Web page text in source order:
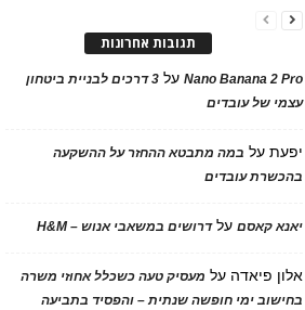
תגובות אחרונות
Nano Banana 2 Proעל
3 דרכים לבניית ביטחון
עצמי של עובדים
יפעתעל במה מתבטא ההחזר על ההשקעה
בהכשרת עובדים
יאנא קאסםעלדרושים במשאבי אנוש – H&M
אלון פיאדה על מעסיק טעה כשכלל אחוזי משרה
בחישוב ימי חופשה שנתית – והפסיד בתביעה